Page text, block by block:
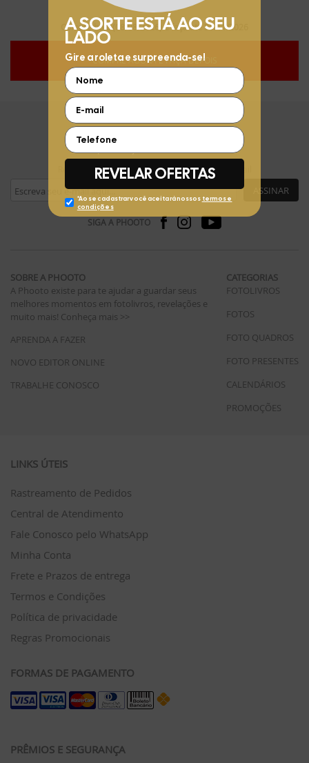
Compre hoje (08/08/2026) e faça até 30/11/2026
COMPRE AGORA E FAÇA DEPOIS
FIQUE POR DENTRO
Receba ofertas exclusivas da Phooto no seu e-mail
ASSINAR
SIGA A PHOOTO
SOBRE A PHOOTO
A Phooto existe para te ajudar a guardar seus
melhores momentos em fotolivros, revelações e
muito mais! Conheça mais >>
APRENDA A FAZER
NOVO EDITOR ONLINE
TRABALHE CONOSCO
CATEGORIAS
FOTOLIVROS
FOTOS
FOTO QUADROS
FOTO PRESENTES
CALENDÁRIOS
PROMOÇÕES
LINKS ÚTEIS
Rastreamento de Pedidos
Central de Atendimento
Fale Conosco pelo WhatsApp
Minha Conta
Frete e Prazos de entrega
Termos e Condições
Política de privacidade
Regras Promocionais
FORMAS DE PAGAMENTO
PRÊMIOS E SEGURANÇA